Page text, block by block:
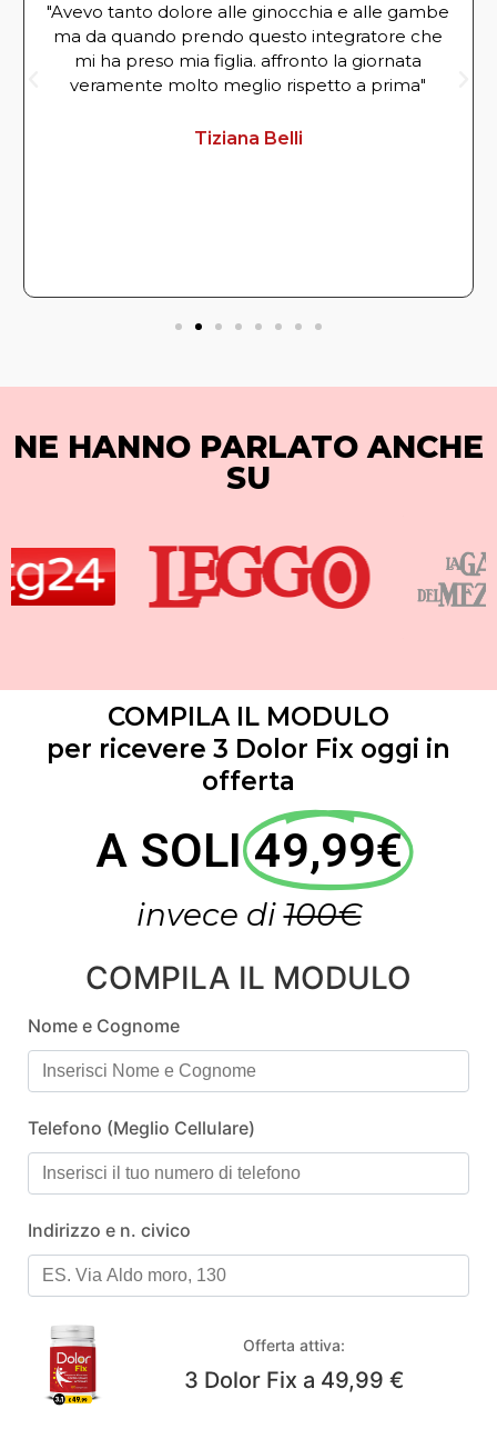
"Avevo tanto dolore alle ginocchia e alle gambe
ma da quando prendo questo integratore che
mi ha preso mia figlia. affronto la giornata
veramente molto meglio rispetto a prima"
Tiziana Belli
NE HANNO PARLATO ANCHE
SU
COMPILA IL MODULO
per ricevere 3 Dolor Fix oggi in
offerta
A SOLI 49,99€
invece di100€